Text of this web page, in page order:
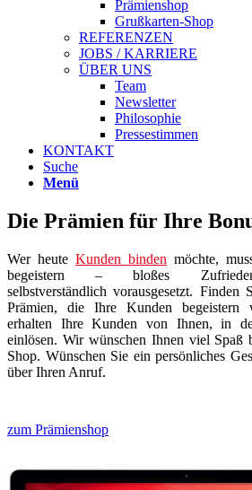
Prämienshop
Grußkarten-Shop
REFERENZEN
JOBS / KARRIERE
ÜBER UNS
Team
Newsletter
Philosophie
Pressestimmen
KONTAKT
Suche
Menü
Die Prämien für Ihre
Wer heute Kunden binden möchte,
begeistern – bloßes
selbstverständlich vorausgesetzt.
Prämien, die Ihre Kunden begeistern
erhalten Ihre Kunden von Ihnen, in
einlösen. Wir wünschen Ihnen viel Spaß
Shop. Wünschen Sie ein persönliches
über Ihren Anruf.
zum Prämienshop